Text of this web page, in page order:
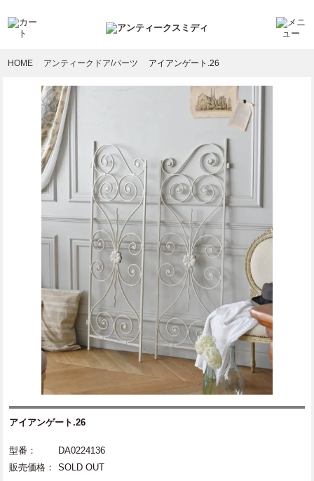
HOME アンティークドア/パーツ アイアンゲート.26
アイアンゲート.26
型番：
DA0224136
販売価格：
SOLD OUT